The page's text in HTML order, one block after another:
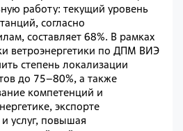
работу: текущий уровень
согласно
составляет 68%. В рамках
ветроэнергетики по ДПМ ВИЭ
степень локализации
до 75–80%, а также
компетенций и
экспорте
услуг, повышая